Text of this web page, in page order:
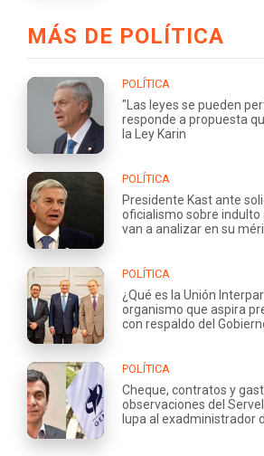
MÁS DE POLÍTICA
POLÍTICA
"Las leyes se pueden
responde a propuesta
la Ley Karin
POLÍTICA
Presidente Kast ante
oficialismo sobre indulto
van a analizar en su
POLÍTICA
¿Qué es la Unión
organismo que aspira
con respaldo del
POLÍTICA
Cheque, contratos y
observaciones del
lupa al exadministrador